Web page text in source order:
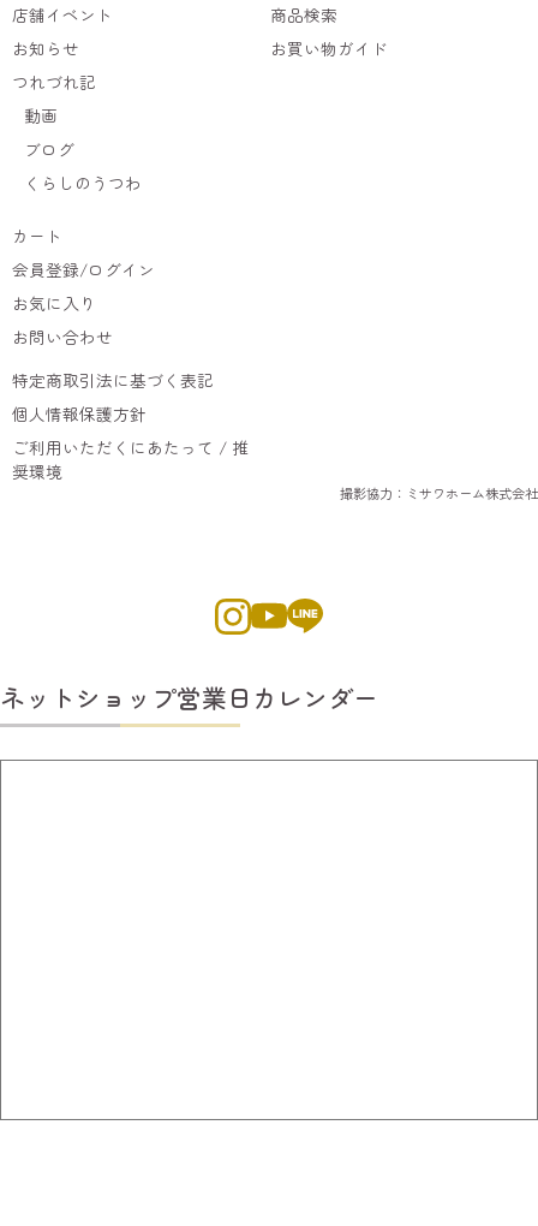
店舗イベント
お知らせ
つれづれ記
動画
ブログ
くらしのうつわ
商品検索
お買い物ガイド
カート
会員登録/ログイン
お気に入り
お問い合わせ
特定商取引法に基づく表記
個人情報保護方針
ご利用いただくにあたって / 推
奨環境
撮影協力：ミサワホーム株式会社
ネットショップ営業日カレンダー